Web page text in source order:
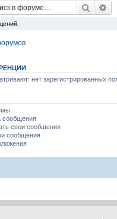
Поиск
нет зарегистрированных
сообщения
свои сообщения
сообщения